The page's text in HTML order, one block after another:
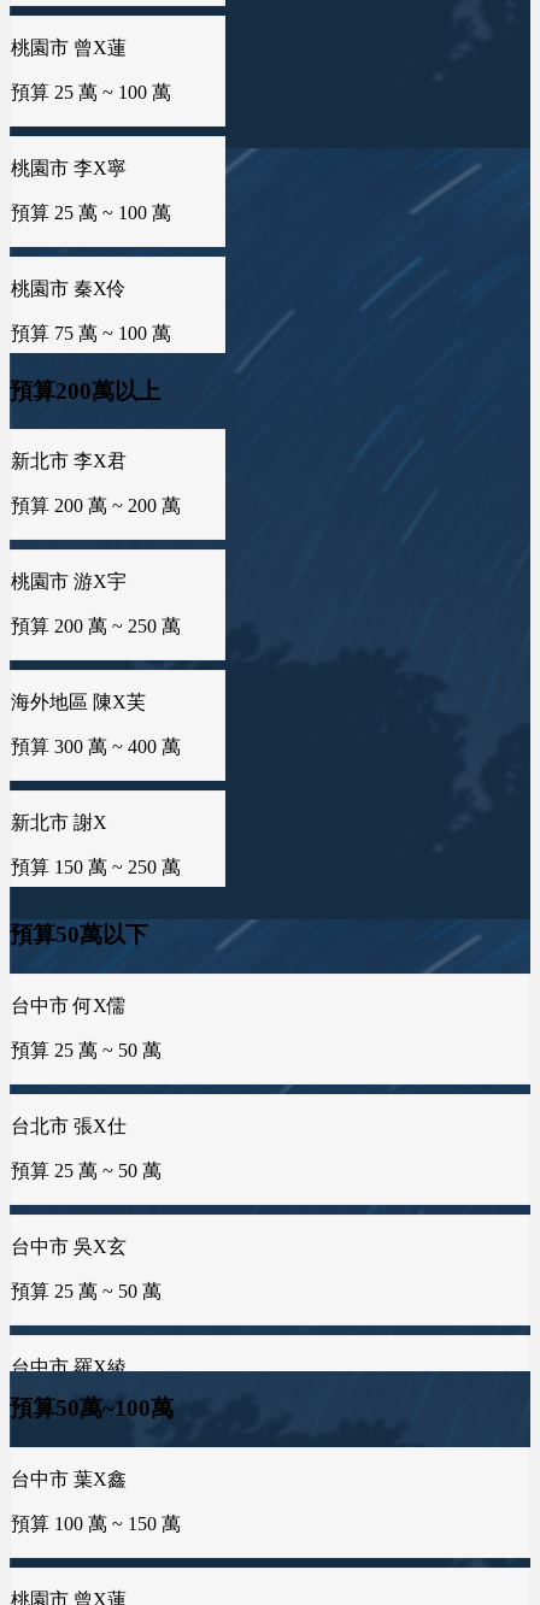
預算 25 萬 ~ 50 萬
新北市 黃X姐
台南市 曾X靖
台中市 李X毓
雲林縣 林X慧
桃園市 曾X婷
新北市 楊X
預算 25 萬 ~ 50 萬
桃園市 曾X蓮
預算 25 萬 ~ 100 萬
桃園市 李X寧
預算 25 萬 ~ 100 萬
桃園市 秦X伶
預算 75 萬 ~ 100 萬
預算 50 萬 ~ 100 萬
新竹市 EXc
預算 100 萬 ~ 100 萬
彰化縣 詹X任
預算 25 萬 ~ 100 萬
基隆市 胡X姐
預算 50 萬 ~ 100 萬
台南市 郭X洺
預算 25 萬 ~ 100 萬
桃園市 謝X孝
金門縣 許X浚
預算200萬以上
預算 200 萬 ~ 200 萬
桃園市 游X宇
預算 200 萬 ~ 250 萬
海外地區 陳X芙
預算 300 萬 ~ 400 萬
新北市 謝X
預算 150 萬 ~ 250 萬
預算 100 萬 ~ 200 萬
台南市 周X臣
預算 100 萬 ~ 200 萬
桃園市 李X洋
預算 150 萬 ~ 200 萬
新北市 蕭X微
預算 200 萬 ~ 200 萬
預算50萬以下
預算 25 萬 ~ 50 萬
台北市 張X仕
預算 25 萬 ~ 50 萬
台中市 吳X玄
預算 25 萬 ~ 50 萬
台中市 羅X綾
預算 25 萬 ~ 50 萬
台南市 邱X羚
預算 25 萬 ~ 50 萬
新竹市 曾X莀
預算50萬~100萬
預算 100 萬 ~ 150 萬
桃園市 曾X蓮